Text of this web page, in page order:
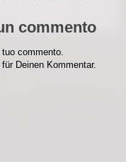
commento
commento.
Deinen Kommentar.